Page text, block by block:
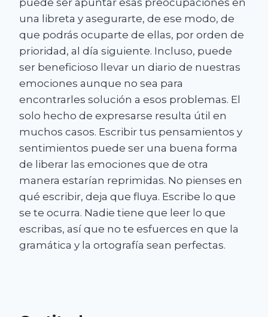
puede ser apuntar esas preocupaciones en
una libreta y asegurarte, de ese modo, de
que podrás ocuparte de ellas, por orden de
prioridad, al día siguiente. Incluso, puede
ser beneficioso llevar un diario de nuestras
emociones aunque no sea para
encontrarles solución a esos problemas. El
solo hecho de expresarse resulta útil en
muchos casos. Escribir tus pensamientos y
sentimientos puede ser una buena forma
de liberar las emociones que de otra
manera estarían reprimidas. No pienses en
qué escribir, deja que fluya. Escribe lo que
se te ocurra. Nadie tiene que leer lo que
escribas, así que no te esfuerces en que la
gramática y la ortografía sean perfectas.